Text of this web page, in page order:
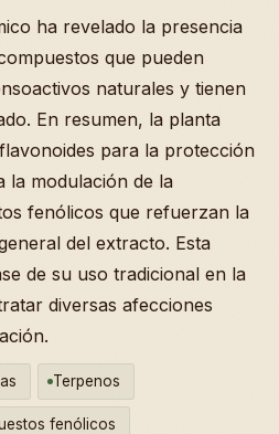
ha revelado la presencia
que pueden
naturales y tienen
En resumen, la planta
para la protección
la modulación de la
fenólicos que refuerzan la
del extracto. Esta
de su uso tradicional en la
diversas afecciones
Terpenos
fenólicos